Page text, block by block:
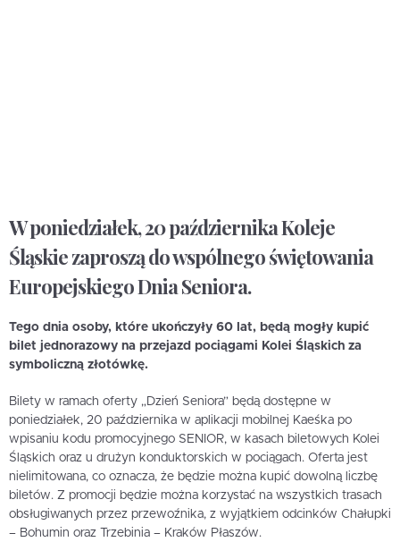
W poniedziałek, 20 października Koleje
Śląskie zaproszą do wspólnego świętowania
Europejskiego Dnia Seniora.
Tego dnia osoby, które ukończyły 60 lat, będą mogły kupić
bilet jednorazowy na przejazd pociągami Kolei Śląskich za
symboliczną złotówkę.
Bilety w ramach oferty „Dzień Seniora” będą dostępne w
poniedziałek, 20 października w aplikacji mobilnej Kaeśka po
wpisaniu kodu promocyjnego SENIOR, w kasach biletowych Kolei
Śląskich oraz u drużyn konduktorskich w pociągach. Oferta jest
nielimitowana, co oznacza, że będzie można kupić dowolną liczbę
biletów. Z promocji będzie można korzystać na wszystkich trasach
obsługiwanych przez przewoźnika, z wyjątkiem odcinków Chałupki
– Bohumin oraz Trzebinia – Kraków Płaszów.